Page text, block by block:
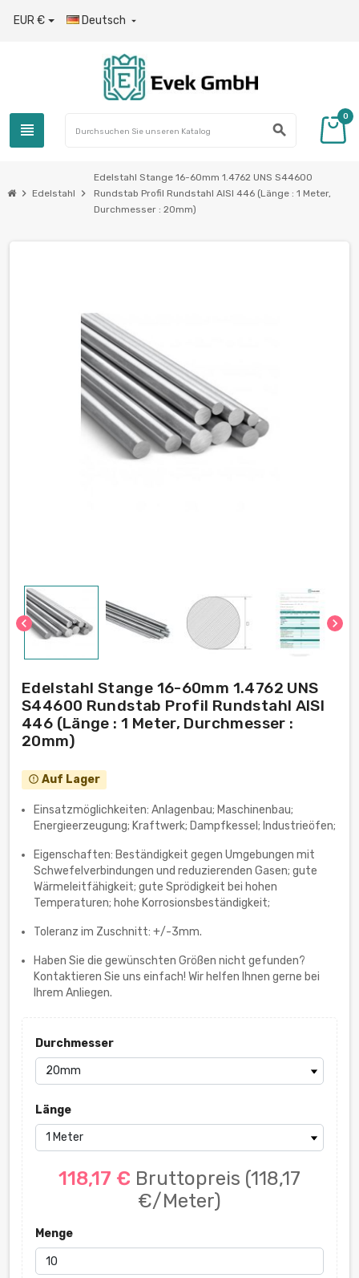
EUR € Deutsch 
view_headline search
0
chevron_right Edelstahl chevron_right
Edelstahl Stange 16-60mm 1.4762 UNS S44600
Rundstab Profil Rundstahl AISI 446 (Länge : 1 Meter,
Durchmesser : 20mm)
chevron_left chevron_right
Edelstahl Stange 16-60mm 1.4762 UNS
S44600 Rundstab Profil Rundstahl AISI
446 (Länge : 1 Meter, Durchmesser :
20mm)
error_outline Auf Lager
Einsatzmöglichkeiten: Anlagenbau; Maschinenbau;
Energieerzeugung; Kraftwerk; Dampfkessel; Industrieöfen;
Eigenschaften: Beständigkeit gegen Umgebungen mit
Schwefelverbindungen und reduzierenden Gasen; gute
Wärmeleitfähigkeit; gute Sprödigkeit bei hohen
Temperaturen; hohe Korrosionsbeständigkeit;
Toleranz im Zuschnitt: +/-3mm.
Haben Sie die gewünschten Größen nicht gefunden?
Kontaktieren Sie uns einfach! Wir helfen Ihnen gerne bei
Ihrem Anliegen.
Durchmesser
Länge
118,17 € Bruttopreis (118,17
€/Meter)
Menge